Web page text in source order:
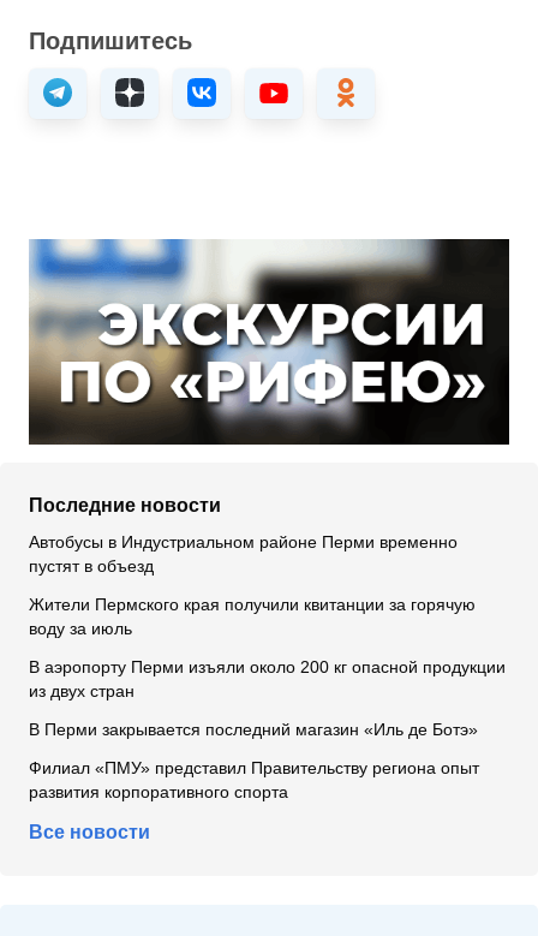
Подпишитесь
Последние новости
Автобусы в Индустриальном районе Перми временно
пустят в объезд
Жители Пермского края получили квитанции за горячую
воду за июль
В аэропорту Перми изъяли около 200 кг опасной продукции
из двух стран
В Перми закрывается последний магазин «Иль де Ботэ»
Филиал «ПМУ» представил Правительству региона опыт
развития корпоративного спорта
Все новости